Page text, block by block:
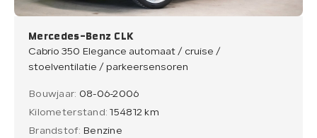
Mercedes-Benz CLK
Cabrio 350 Elegance automaat / cruise /
stoelventilatie / parkeersensoren
Bouwjaar: 08-06-2006
Kilometerstand:154812 km
Brandstof: Benzine